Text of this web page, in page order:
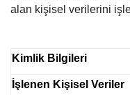
alan kişisel verilerini
Kimlik Bilgileri
İşlenen Kişisel Veriler